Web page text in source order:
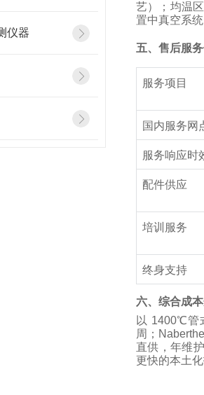
仪器
艺）；均温
置中真空系
五、售后服
服务项目
国内服务网
服务响应时
配件供应
培训服务
终身支持
六、综合成
以 1400℃管
周；
直供，年维
更快的本土